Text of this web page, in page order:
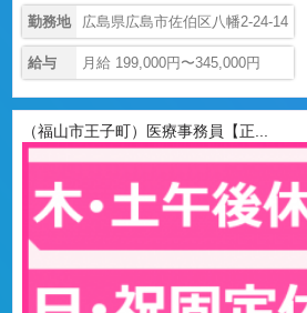
勤務地 広島県広島市佐伯区八幡2-24-14
給与 月給 199,000円〜345,000円
（福山市王子町）医療事務員【正...